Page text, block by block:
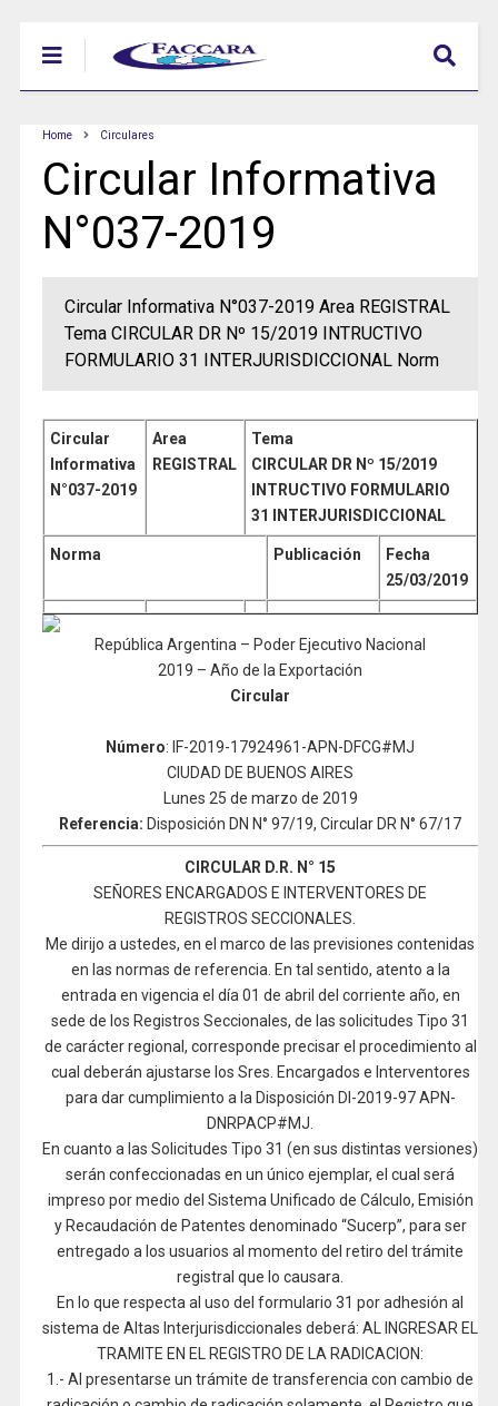
Home Circulares
Circular Informativa
N°037-2019
Circular Informativa N°037-2019 Area REGISTRAL
Tema CIRCULAR DR Nº 15/2019 INTRUCTIVO
FORMULARIO 31 INTERJURISDICCIONAL Norm
Circular
Informativa
N°037-2019
Area
REGISTRAL
Tema
CIRCULAR DR Nº 15/2019
INTRUCTIVO FORMULARIO
31 INTERJURISDICCIONAL
Norma Publicación
Fecha
25/03/2019
República Argentina – Poder Ejecutivo Nacional
2019 – Año de la Exportación
Circular
Número: IF-2019-17924961-APN-DFCG#MJ
CIUDAD DE BUENOS AIRES
Lunes 25 de marzo de 2019
Referencia: Disposición DN N° 97/19, Circular DR N° 67/17
CIRCULAR D.R. N° 15
SEÑORES ENCARGADOS E INTERVENTORES DE
REGISTROS SECCIONALES.
Me dirijo a ustedes, en el marco de las previsiones contenidas
en las normas de referencia. En tal sentido, atento a la
entrada en vigencia el día 01 de abril del corriente año, en
sede de los Registros Seccionales, de las solicitudes Tipo 31
de carácter regional, corresponde precisar el procedimiento al
cual deberán ajustarse los Sres. Encargados e Interventores
para dar cumplimiento a la Disposición DI-2019-97 APN-
DNRPACP#MJ.
En cuanto a las Solicitudes Tipo 31 (en sus distintas versiones)
serán confeccionadas en un único ejemplar, el cual será
impreso por medio del Sistema Unificado de Cálculo, Emisión
y Recaudación de Patentes denominado “Sucerp”, para ser
entregado a los usuarios al momento del retiro del trámite
registral que lo causara.
En lo que respecta al uso del formulario 31 por adhesión al
sistema de Altas Interjurisdiccionales deberá: AL INGRESAR EL
TRAMITE EN EL REGISTRO DE LA RADICACION:
1.- Al presentarse un trámite de transferencia con cambio de